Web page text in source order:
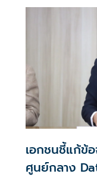
เอกชนชี้แก้ข้
ศูนย์กลาง